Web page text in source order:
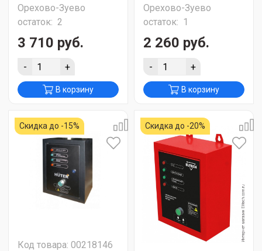
Орехово-Зуево
остаток: 2
3 710 руб.
- +
В корзину
Орехово-Зуево
остаток: 1
2 260 руб.
- +
В корзину
Скидка до -15%
Код товара: 00218146
Скидка до -20%